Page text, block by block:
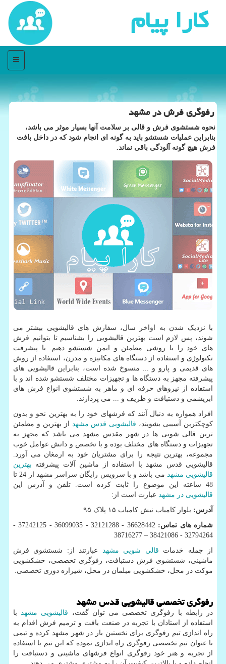
كارا پیام
منو
رفوگری فرش در مشهد
نحوه شستشوی فرش و قالی بر سلامت آنها بسیار موثر می باشد،
بنابراین عملیات شستشو باید به گونه ای انجام شود كه در داخل بافت
فرش هیچ گونه آلودگی باقی نماند.
با نزدیک شدن به اواخر سال، سفارش های قالیشویی بیشتر می
شوند، پس لازم است بهترین قالیشویی را بشناسیم تا بتوانیم فرش
های خود را با روشی مطمئن و ایمن شستشو دهیم. با پیشرفت
تکنولوژی و استفاده از دستگاه های مکانیزه و مدرن، استفاده از روش
های قدیمی و پارو و ... منسوخ شده است، بنابراین قالیشویی های
پیشرفته مجهز به دستگاه ها و تجهیزات مختلف شستشو شده اند و با
استفاده از نیروهای حرفه ای و ماهر به شستشوی انواع فرش های
ابریشمی و دستبافت و ظریف و ... می پردازند.
افراد همواره به دنبال آنند که فرشهای خود را به بهترین نحو و بدون
کوچکترین آسیبی بشویند، قالیشویی قدس مشهد از بهترین و مطمئن
ترین قالی شویی ها در شهر مقدس مشهد می باشد که مجهز به
تجهیزات و دستگاه های مختلف بوده و با تخصص و دانش عوامل خوب
مجموعه، بهترین نتیجه را برای مشتریان خود به ارمغان می آورد.
قالیشویی قدس مشهد با استفاده از ماشین آلات پیشرفته بهترین
قالیشویی مشهد
می باشد و با سرویس رایگان سراسر مشهد از 24 تا
48 ساعته این موضوع را ثابت کرده است. تلفن و آدرس این
قالیشویی در مشهد عبارت است از:
آدرس: بلوار کامیاب نبش کامیاب ۱۵ پلاک ۹۵
شماره های تماس:
36628442 - 32121288 - 36099035 - 37242125 -
32794264 - 38421086 – 38716277
از جمله خدمات قالی شویی مشهد عبارتند از: شستشوی فرش
ماشینی، شستشوی فرش دستبافت، رفوگری تخصصی، خشکشویی
موکت در محل، خشکشویی مبلمان در محل، شیرازه دوزی تخصصی.
رفوگری تخصصی قالیشویی قدس مشهد
در رابطه با رفوگری تخصصی می توان گفت، قالیشویی مشهدبا
استفاده از استادان با تجربه در صنعت بافت و ترمیم فرش اقدام به
راه اندازی تیم رفوگری برای نخستین بار در شهر مشهد کرده و تیمی
با عنوان تیم تخصصی رفوگری راه اندازی نموده که این تیم با استفاده
از تجربه و هنر خود رفوگری انواع فرشهای ماشینی و دستبافت را